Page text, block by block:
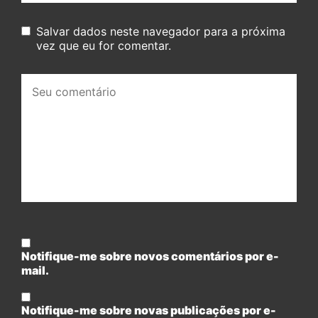
Salvar dados neste navegador para a próxima
vez que eu for comentar.
comentário:
Notifique-me sobre novos comentários por e-
mail.
Notifique-me sobre novas publicações por e-